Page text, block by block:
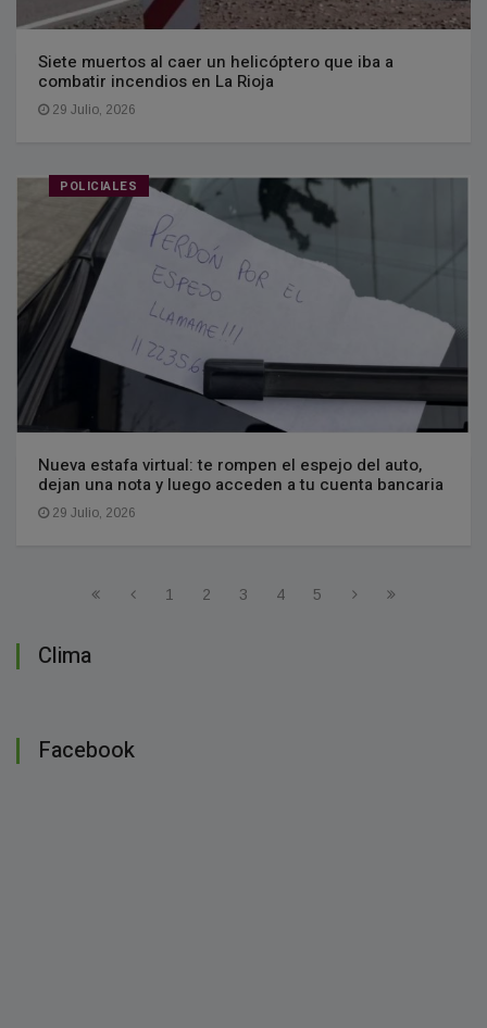
Siete muertos al caer un helicóptero que iba a
combatir incendios en La Rioja
29 Julio, 2026
POLICIALES
Nueva estafa virtual: te rompen el espejo del auto,
dejan una nota y luego acceden a tu cuenta bancaria
29 Julio, 2026
1 2 3 4 5
Clima
Facebook